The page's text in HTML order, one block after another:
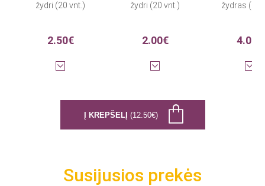
žydri (20 vnt.)
2.50€
žydri (20 vnt.)
2.00€
žydras (61
4.00€
Į KREPŠELĮ (12.50€)
Susijusios prekės